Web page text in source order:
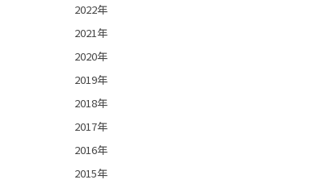
2022年
2021年
2020年
2019年
2018年
2017年
2016年
2015年